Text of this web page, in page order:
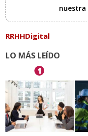
nuestra
RRHHDigital
LO MÁS LEÍDO
1